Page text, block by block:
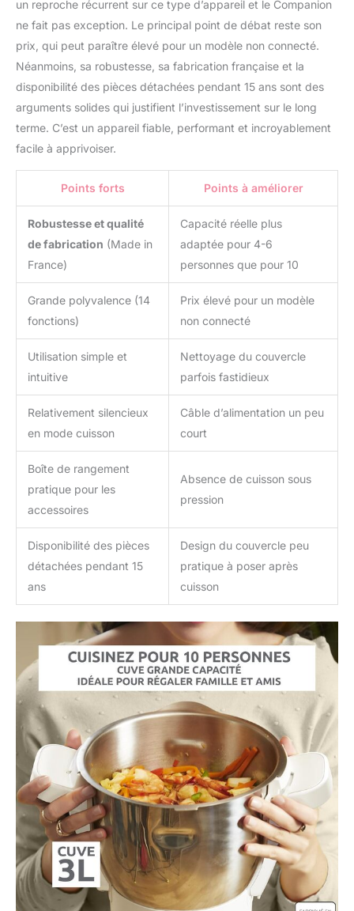
un reproche récurrent sur ce type d’appareil et le Companion
ne fait pas exception. Le principal point de débat reste son
prix, qui peut paraître élevé pour un modèle non connecté.
Néanmoins, sa robustesse, sa fabrication française et la
disponibilité des pièces détachées pendant 15 ans sont des
arguments solides qui justifient l’investissement sur le long
terme. C’est un appareil fiable, performant et incroyablement
facile à apprivoiser.
Points forts Points à améliorer
Robustesse et qualité
de fabrication (Made in
France)
Capacité réelle plus
adaptée pour 4-6
personnes que pour 10
Grande polyvalence (14
fonctions)
Prix élevé pour un modèle
non connecté
Utilisation simple et
intuitive
Nettoyage du couvercle
parfois fastidieux
Relativement silencieux
en mode cuisson
Câble d’alimentation un peu
court
Boîte de rangement
pratique pour les
accessoires
Absence de cuisson sous
pression
Disponibilité des pièces
détachées pendant 15
ans
Design du couvercle peu
pratique à poser après
cuisson